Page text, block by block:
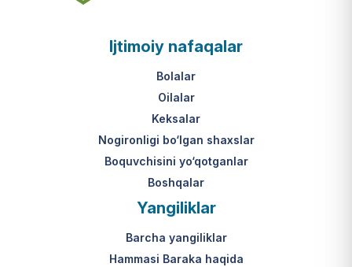
asosi nima?
(1-ilova, 6-band "j" va "l" kichik
jumladan, vasiylik, homiylik yoki
Ushbu xizmatning huquqiy
O‘zbekiston Respublikasi VMQ-893
hamda amaldagi imtiyozlar
to‘g‘risidagi qonunchilik.
Ijtimoiy nafaqalar
Bolalar
Oilalar
Keksalar
Nogironligi bo‘lgan shaxslar
Boquvchisini yo‘qotganlar
Boshqalar
Yangiliklar
Barcha yangiliklar
Hammasi Baraka haqida